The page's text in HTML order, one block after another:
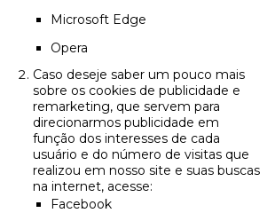
Microsoft Edge
Opera
Caso deseje saber um pouco mais
sobre os cookies de publicidade e
remarketing, que servem para
direcionarmos publicidade em
função dos interesses de cada
usuário e do número de visitas que
realizou em nosso site e suas buscas
na internet, acesse:
Facebook